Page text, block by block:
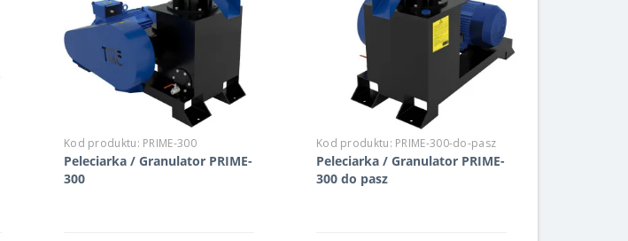
Kod produktu: PRIME-300
Peleciarka / Granulator PRIME-
300
Kod produktu: PRIME-300-do-pasz
Peleciarka / Granulator PRIME-
300 do pasz